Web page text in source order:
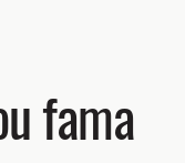
fama